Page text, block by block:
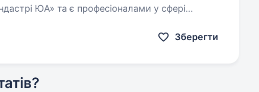
ЮА» та є професіоналами у сфері
Зберегти